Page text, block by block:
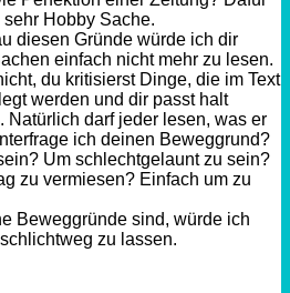
Hobby Sache.
diesen Gründe würde ich dir
einfach nicht mehr zu lesen.
du kritisierst Dinge, die im Text
werden und dir passt halt
Natürlich darf jeder lesen, was er
ich deinen Beweggrund?
Um schlechtgelaunt zu sein?
zu vermiesen? Einfach um zu
Beweggründe sind, würde ich
zu lassen.